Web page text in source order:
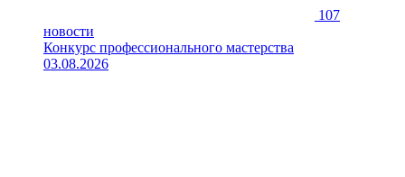
107
новости
Конкурс профессионального мастерства
03.08.2026